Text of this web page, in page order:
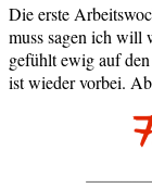
Die erste
muss sagen ich will
gefühlt ewig auf
ist wieder vorbei.